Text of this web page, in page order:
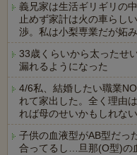
義兄家は生活ギリギリの
止めず家計は火の車らし
渉。私は小梨専業だが妬
33歳くらいから太ったせ
漏れるようになった
4/6私、結婚したい職業
れて家出した。全く理由
れば母のせいかもしれな
子供の血液型がAB型だっ
合ってるし…旦那(O型)の